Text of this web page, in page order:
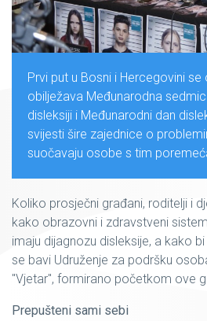
Prvi put u Bosni i Hercegovini
obilježava Međunarodna
disleksiji i Međunarodni dan
svijesti šire zajednice o
suočavaju osobe s tim
Koliko prosječni građani, roditelji i
kako obrazovni i zdravstveni
imaju dijagnozu disleksije, a kako
se bavi Udruženje za podršku
"Vjetar", formirano početkom ove
Prepušteni sami sebi